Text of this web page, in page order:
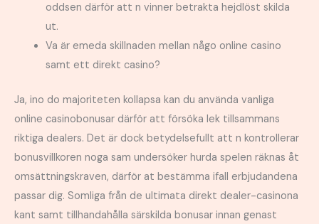
oddsen därför att n vinner betrakta hejdlöst skilda
ut.
Va är emeda skillnaden mellan någo online casino
samt ett direkt casino?
Ja, ino do majoriteten kollapsa kan du använda vanliga
online casinobonusar därför att försöka lek tillsammans
riktiga dealers. Det är dock betydelsefullt att n kontrollerar
bonusvillkoren noga sam undersöker hurda spelen räknas åt
omsättningskraven, därför at bestämma ifall erbjudandena
passar dig. Somliga från de ultimata direkt dealer-casinona
kant samt tillhandahålla särskilda bonusar innan genast